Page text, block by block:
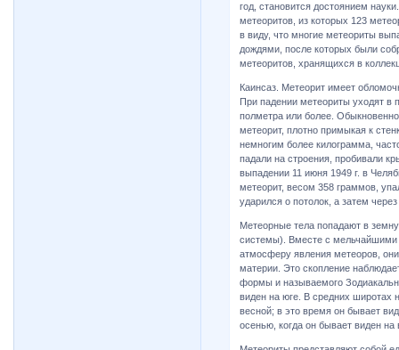
год, становится достоянием
метеоритов, из которых 123
в виду, что многие метеориты
дождями, после которых были
метеоритов, хранящихся в
Каинсаз. Метеорит имеет
При падении метеориты уходят в
полметра или более. Обыкновенно
метеорит, плотно примыкая к
немногим более килограмма,
падали на строения, пробивали
выпадении 11 июня 1949 г. в
метеорит, весом 358 граммов,
ударился о потолок, а затем
Метеорные тела попадают в
системы). Вместе с
атмосферу явления метеоров,
материи. Это скопление
формы и называемого
виден на юге. В средних широтах
весной; в это время он бывает
осенью, когда он бывает виден на